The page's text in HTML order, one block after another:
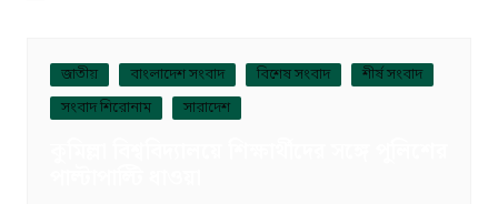
জাতীয় বাংলাদেশ সংবাদ বিশেষ সংবাদ
শীর্ষ সংবাদ
সংবাদ শিরোনাম
সারাদেশ